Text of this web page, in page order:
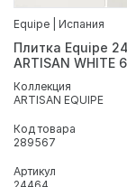
Equipe | Испания
Плитка Equipe
ARTISAN WHITE
Коллекция
ARTISAN EQUIPE
Код товара
289567
Артикул